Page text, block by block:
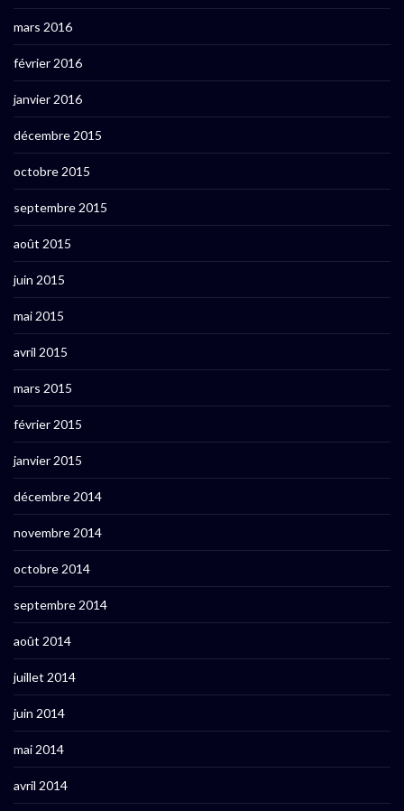
mars 2016
février 2016
janvier 2016
décembre 2015
octobre 2015
septembre 2015
août 2015
juin 2015
mai 2015
avril 2015
mars 2015
février 2015
janvier 2015
décembre 2014
novembre 2014
octobre 2014
septembre 2014
août 2014
juillet 2014
juin 2014
mai 2014
avril 2014